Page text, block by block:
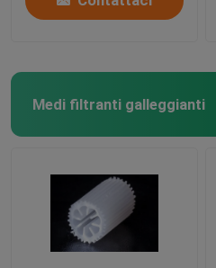
Medi filtranti galleggianti